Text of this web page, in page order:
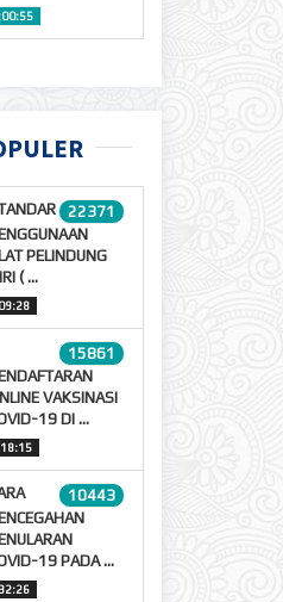
22371
PELINDUNG
( ...
15861
VAKSINASI
19 DI ...
10443
19 PADA ...